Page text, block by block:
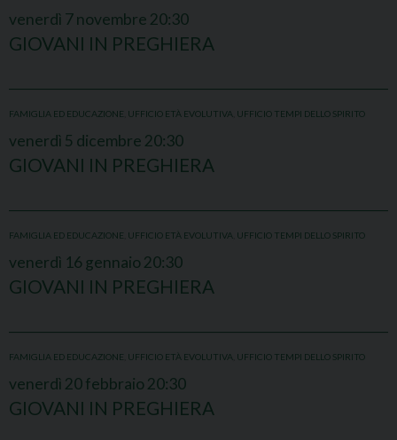
venerdì 7novembre 20:30
GIOVANI IN PREGHIERA
FAMIGLIA ED EDUCAZIONE UFFICIO ETÀ EVOLUTIVA UFFICIO TEMPI DELLO SPIRITO
venerdì 5 dicembre 20:30
GIOVANI IN PREGHIERA
FAMIGLIA ED EDUCAZIONE UFFICIO ETÀ EVOLUTIVA UFFICIO TEMPI DELLO SPIRITO
venerdì 16 gennaio 20:30
GIOVANI IN PREGHIERA
FAMIGLIA ED EDUCAZIONE UFFICIO ETÀ EVOLUTIVA UFFICIO TEMPI DELLO SPIRITO
venerdì 20febbraio 20:30
GIOVANI IN PREGHIERA